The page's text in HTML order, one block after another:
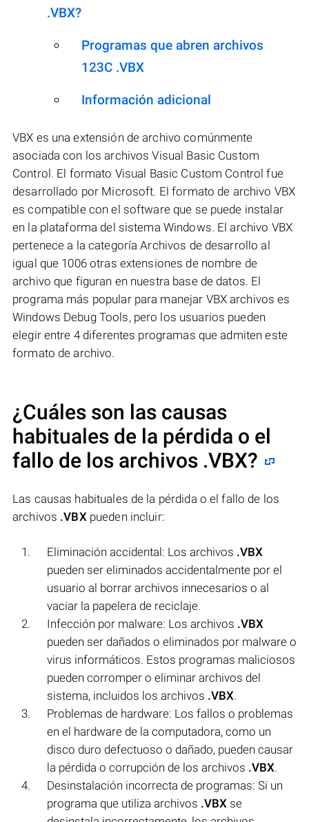
.VBX?
Programas que abren archivos
123C .VBX
Información adicional
VBX es una extensión de archivo comúnmente
asociada con los archivos Visual Basic Custom
Control. El formato Visual Basic Custom Control fue
desarrollado por Microsoft. El formato de archivo VBX
es compatible con el software que se puede instalar
en la plataforma del sistema Windows. El archivo VBX
pertenece a la categoría Archivos de desarrollo al
igual que 1006 otras extensiones de nombre de
archivo que figuran en nuestra base de datos. El
programa más popular para manejar VBX archivos es
Windows Debug Tools, pero los usuarios pueden
elegir entre 4 diferentes programas que admiten este
formato de archivo.
¿Cuáles son las causas
habituales de la pérdida o el
fallo de los archivos .VBX?
Las causas habituales de la pérdida o el fallo de los
archivos .VBX pueden incluir:
Eliminación accidental: Los archivos .VBX
pueden ser eliminados accidentalmente por el
usuario al borrar archivos innecesarios o al
vaciar la papelera de reciclaje.
Infección por malware: Los archivos .VBX
pueden ser dañados o eliminados por malware o
virus informáticos. Estos programas maliciosos
pueden corromper o eliminar archivos del
sistema, incluidos los archivos .VBX.
Problemas de hardware: Los fallos o problemas
en el hardware de la computadora, como un
disco duro defectuoso o dañado, pueden causar
la pérdida o corrupción de los archivos .VBX.
Desinstalación incorrecta de programas: Si un
programa que utiliza archivos .VBX se